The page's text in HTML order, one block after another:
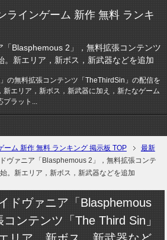
ラインゲーム 新作 無料 ランキ
「Blasphemous 2」，無料拡張コンテンツ
。新エリア，新ボス，新武器などを追加
の無料拡張コンテンツ「TheThirdSin」の配信を
エリア，新ボス，新武器に加え，新たなゲーム
ラット...
ーム 新作 無料 ランキング 掲示板 TOP
最新
ヴァニア「Blasphemous 2」，無料拡張コンテ
。新エリア，新ボス，新武器などを追加
ドヴァニア「Blasphemous
ンテンツ「The Third Sin」